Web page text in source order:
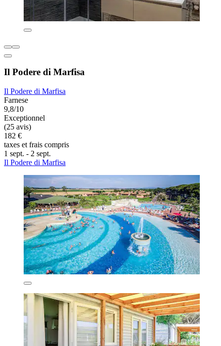
Il Podere di Marfisa
Il Podere di Marfisa
Farnese
9,8/10
Exceptionnel
(25 avis)
182 €
taxes et frais compris
1 sept. - 2 sept.
Il Podere di Marfisa